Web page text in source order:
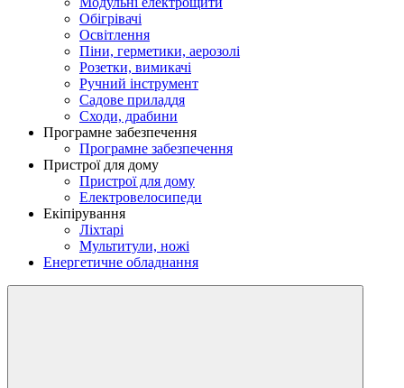
Обігрівачі
Освітлення
Піни, герметики, аерозолі
Розетки, вимикачі
Ручний інструмент
Садове приладдя
Сходи, драбини
Програмне забезпечення
Програмне забезпечення
Пристрої для дому
Пристрої для дому
Електровелосипеди
Екіпірування
Ліхтарі
Мультитули, ножі
Енергетичне обладнання